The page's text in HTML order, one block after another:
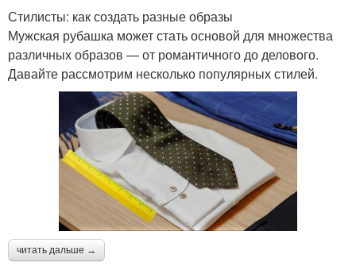
официальное
мероприятие
Рубашка с женским
гардеробом
Рубашки с женским
гардеробом
Рубашка с шортами
Рубашка с женским
платьем
Рубашка для сочетания
Стилисты: как создать разные образы
Мужская рубашка может стать основой для множества
различных образов — от романтичного до делового.
Давайте рассмотрим несколько популярных стилей.
читать дальше →